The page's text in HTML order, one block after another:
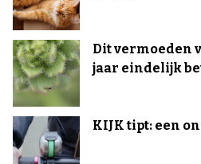
Dit vermoeden
jaar eindelijk
KIJK tipt: een